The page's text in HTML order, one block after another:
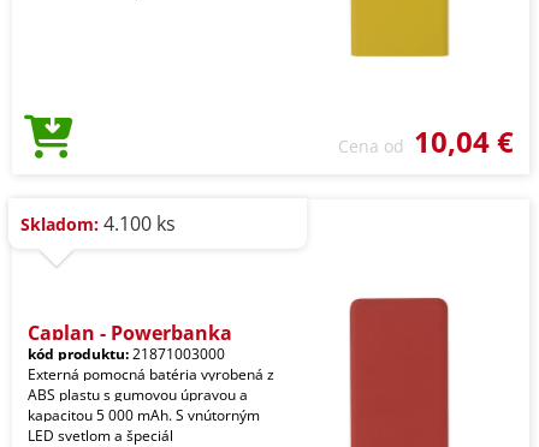
Cena od 10,04 €
Skladom: 4.100 ks
Caplan - Powerbanka
kód produktu:21871003000
Externá pomocná batéria vyrobená z
ABS plastu s gumovou úpravou a
kapacitou 5 000 mAh. S vnútorným
LED svetlom a špeciál